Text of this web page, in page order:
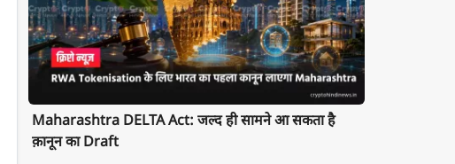
Maharashtra DELTA Act: जल्द ही सामने आ सकता है
क़ानून का Draft